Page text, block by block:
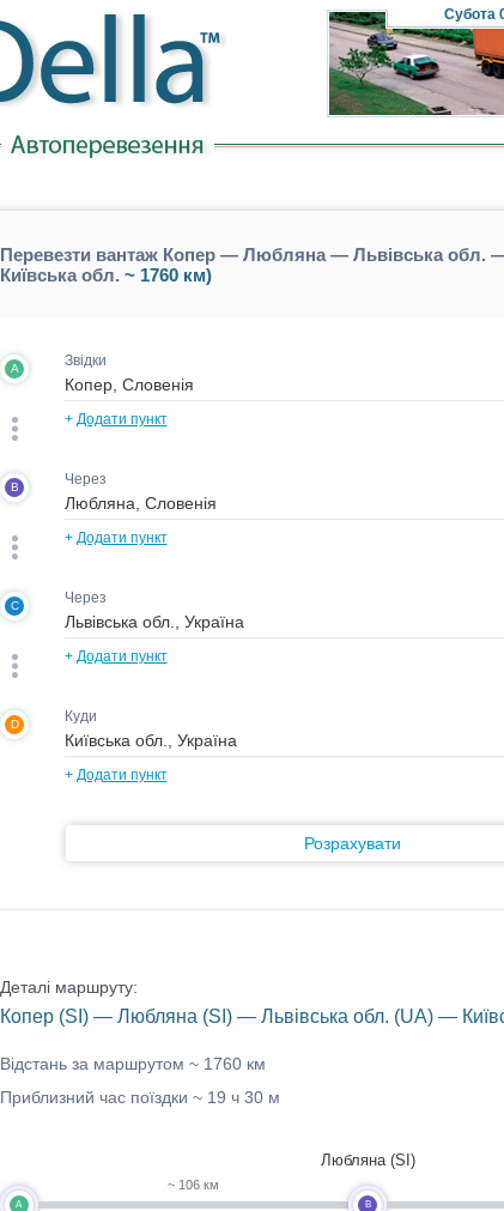
Субота
Перевезти вантаж Копер — Любляна — Львівська обл.
Київська обл. ~ 1760 км)
A Звідки
+ Додати пункт
B Через
+ Додати пункт
C Через
+ Додати пункт
D Куди
+ Додати пункт
Розрахувати
Деталі маршруту:
Копер (SI) — Любляна (SI) — Львівська обл. (UA) —
Відстань за маршрутом ~ 1760 км
Приблизний час поїздки ~ 19 ч 30 м
A
~ 106 км
B
Любляна (SI)